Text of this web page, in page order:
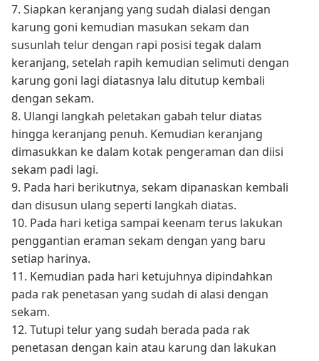
7. Siapkan keranjang yang sudah dialasi dengan
karung goni kemudian masukan sekam dan
susunlah telur dengan rapi posisi tegak dalam
keranjang, setelah rapih kemudian selimuti dengan
karung goni lagi diatasnya lalu ditutup kembali
dengan sekam.
8. Ulangi langkah peletakan gabah telur diatas
hingga keranjang penuh. Kemudian keranjang
dimasukkan ke dalam kotak pengeraman dan diisi
sekam padi lagi.
9. Pada hari berikutnya, sekam dipanaskan kembali
dan disusun ulang seperti langkah diatas.
10. Pada hari ketiga sampai keenam terus lakukan
penggantian eraman sekam dengan yang baru
setiap harinya.
11. Kemudian pada hari ketujuhnya dipindahkan
pada rak penetasan yang sudah di alasi dengan
sekam.
12. Tutupi telur yang sudah berada pada rak
penetasan dengan kain atau karung dan lakukan